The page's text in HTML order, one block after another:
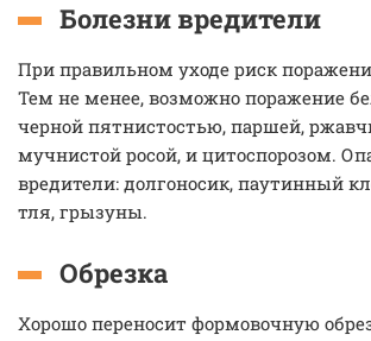
Болезни вредители
При правильном уходе риск
Тем не менее, возможно поражение
черной пятнистостью, паршей,
мучнистой росой, и цитоспорозом.
вредители: долгоносик, паутинный
тля, грызуны.
Обрезка
Хорошо переносит формовочную